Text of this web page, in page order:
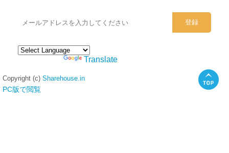
Translate
Copyright (c) Sharehouse.in
PC版で閲覧